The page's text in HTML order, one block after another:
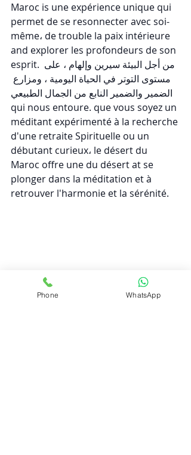
Maroc is une expérience unique qui
permet de se resonnecter avec soi-
même، de trouble la paix intérieure
and explorer les profondeurs de son
esprit. من أجل البيئة سيرين وإلهام ، على
مستوى التوتر في الحياة اليومية ، ومزارع
الضمير والضمير النابع من الجمال الطبيعي
qui nous entoure. que vous soyez un
méditant expérimenté à la recherche
d'une retraite Spirituelle ou un
débutant curieux، le désert du
Maroc offre une du désert at se
plonger dans la méditation et à
retrouver l'harmonie et la sérénité.
Phone WhatsApp